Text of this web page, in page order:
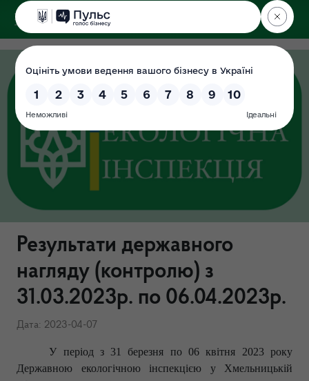
ДЕРЖЕКОІНСПЕКЦІЯ
у Хмельницькій області
Результати державного
нагляду (контролю) з
31.03.2023р. по 06.04.2023р.
Дата: 2023-04-07
У період з 31 березня по 06 квітня 2023 року
Державною екологічною інспекцією у Хмельницькій